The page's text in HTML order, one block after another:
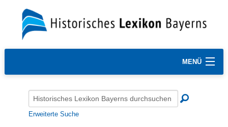
MENÜ
Erweiterte Suche